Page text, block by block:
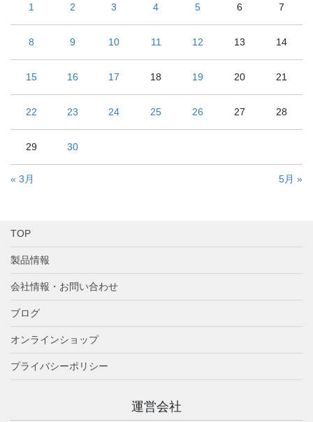
1 2 3 4 5 6 7
8 9 10 11 12 13 14
15 16 17 18 19 20 21
22 23 24 25 26 27 28
29 30
« 3月 5月 »
TOP
製品情報
会社情報・お問い合わせ
ブログ
オンラインショップ
プライバシーポリシー
運営会社